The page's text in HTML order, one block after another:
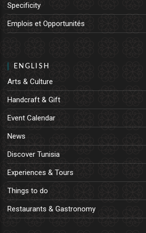
Specificity
Emplois et Opportunités
ENGLISH
Arts & Culture
Handcraft & Gift
Event Calendar
News
Discover Tunisia
Experiences & Tours
Things to do
Restaurants & Gastronomy